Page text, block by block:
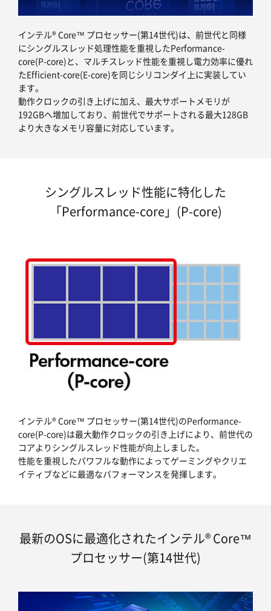
インテル® Core™ プロセッサー(第14世代)は、前世代と同様
にシングルスレッド処理性能を重視したPerformance-
core(P-core)と、マルチスレッド性能を重視し電力効率に優れ
たEfficient-core(E-core)を同じシリコンダイ上に実装してい
ます。
動作クロックの引き上げに加え、最大サポートメモリが
192GBへ増加しており、前世代でサポートされる最大128GB
より大きなメモリ容量に対応しています。
シングルスレッド性能に特化した
「Performance-core」(P-core)
インテル® Core™ プロセッサー(第14世代)のPerformance-
core(P-core)は最大動作クロックの引き上げにより、前世代の
コアよりシングルスレッド性能が向上しました。
性能を重視したパワフルな動作によってゲーミングやクリエ
イティブなどに最適なパフォーマンスを発揮します。
最新のOSに最適化されたインテル® Core™
プロセッサー(第14世代)